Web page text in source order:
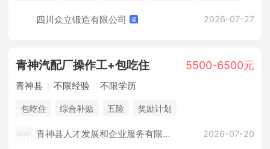
四川众立锻造有限公司 2026-07-27
青神汽配厂操作工+包吃住 5500-6500元
青神县 不限经验 不限学历
包吃住 综合补贴 五险 奖励计划
青神县人才发展和企业服务有限公司 2026-07-20